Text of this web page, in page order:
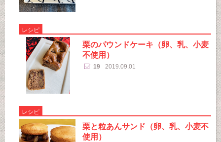
レシピ
栗のパウンドケーキ（卵、乳、小麦
不使用）
19 2019.09.01
レシピ
栗と粒あんサンド（卵、乳、小麦不
使用）